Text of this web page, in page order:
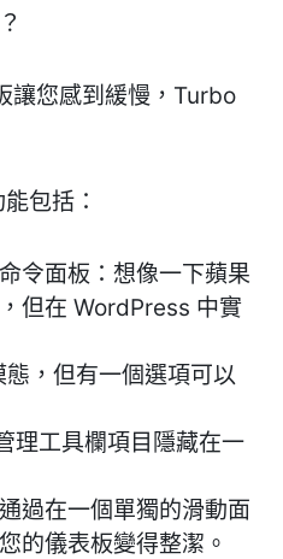
讓您感到緩慢，Turbo
包括：
令面板：想像一下蘋果
但在 WordPress 中實
，但有一個選項可以
理工具欄項目隱藏在一
過在一個單獨的滑動面
的儀表板變得整潔。